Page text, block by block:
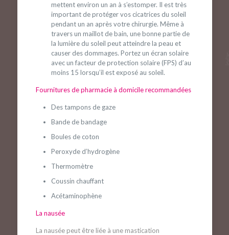
mettent environ un an à s’estomper. Il est très
important de protéger vos cicatrices du soleil
pendant un an après votre chirurgie. Même à
travers un maillot de bain, une bonne partie de
la lumière du soleil peut atteindre la peau et
causer des dommages. Portez un écran solaire
avec un facteur de protection solaire (FPS) d’au
moins 15 lorsqu’il est exposé au soleil.
Fournitures de pharmacie à domicile recommandées
Des tampons de gaze
Bande de bandage
Boules de coton
Peroxyde d’hydrogène
Thermomètre
Coussin chauffant
Acétaminophène
La nausée
La nausée peut être liée à une mastication